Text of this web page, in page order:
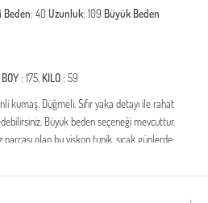
Beden: 40Uzunluk: 109 Büyük Beden
BOY: 175, KILO: 59
kumaş. Düğmeli. Sıfır yaka detayı ile rahat
Büyük beden seçeneği mevcuttur.
olan bu viskon tunik, sıcak günlerde
liflerden üretilen yumuşak dokusu
vücut tipine uyum sağlarken hareket